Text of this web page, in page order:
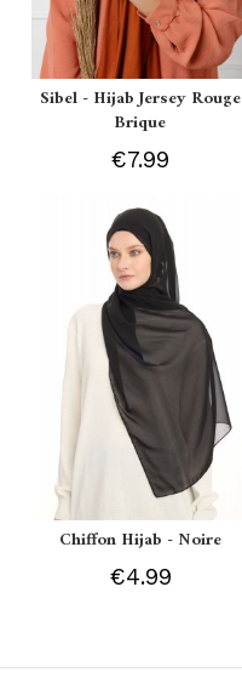
Sibel - Hijab Jersey Rouge
Brique
€7.99
Chiffon Hijab - Noire
€4.99